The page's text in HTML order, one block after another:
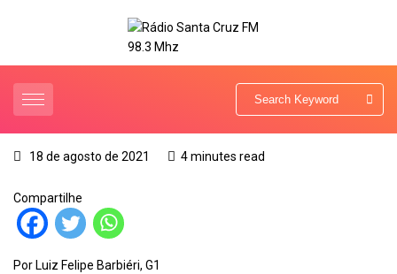
18 de agosto de 2021 4 minutes read
Compartilhe
Por Luiz Felipe Barbiéri, G1